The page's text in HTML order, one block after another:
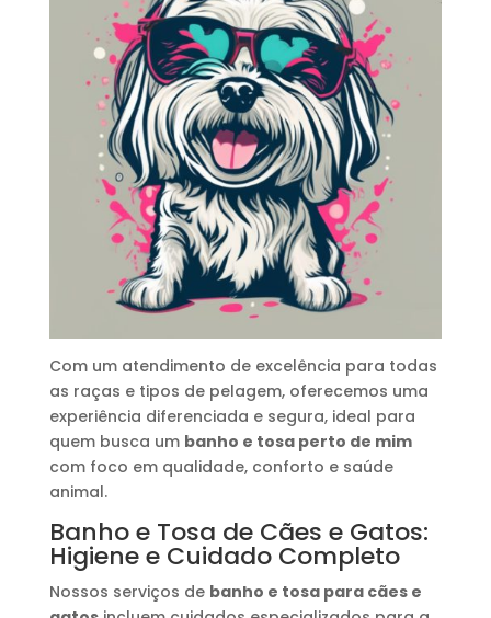
Com um atendimento de excelência para todas
as raças e tipos de pelagem, oferecemos uma
experiência diferenciada e segura, ideal para
quem busca um banho e tosa perto de mim
com foco em qualidade, conforto e saúde
animal.
Banho e Tosa de Cães e Gatos:
Higiene e Cuidado Completo
Nossos serviços de banho e tosa para cães e